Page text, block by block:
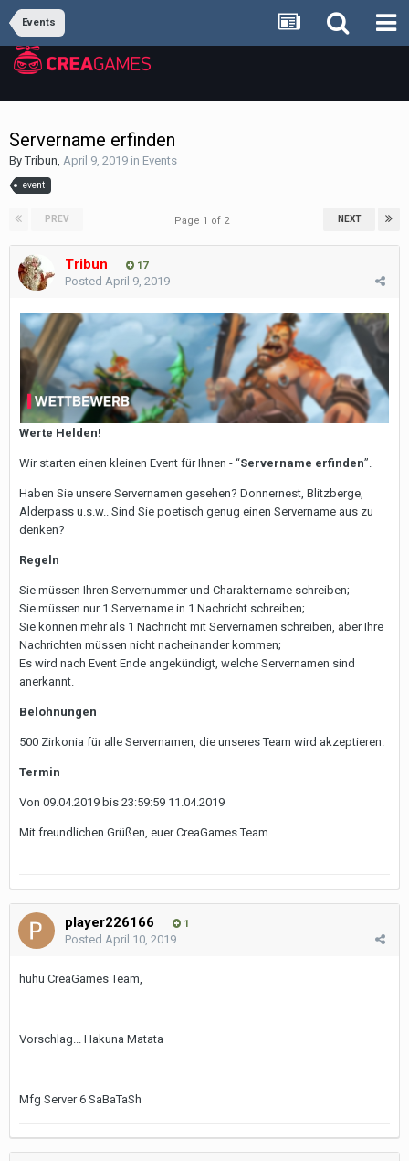
Events
Servername erfinden
ByTribun, April 9, 2019 in Events
event
PREV NEXT
Page 1 of 2
Tribun 17
Posted April 9, 2019
Werte Helden!
Wir starten einen kleinen Event für Ihnen - “Servername erfinden”.
Haben Sie unsere Servernamen gesehen? Donnernest, Blitzberge,
Alderpass u.s.w.. Sind Sie poetisch genug einen Servername aus zu
denken?
Regeln
Sie müssen Ihren Servernummer und Charaktername schreiben;
Sie müssen nur 1 Servername in 1 Nachricht schreiben;
Sie können mehr als 1 Nachricht mit Servernamen schreiben, aber Ihre
Nachrichten müssen nicht nacheinander kommen;
Es wird nach Event Ende angekündigt, welche Servernamen sind
anerkannt.
Belohnungen
500 Zirkonia für alle Servernamen, die unseres Team wird akzeptieren.
Termin
Von 09.04.2019 bis 23:59:59 11.04.2019
Mit freundlichen Grüßen, euer CreaGames Team
player226166 1
Posted April 10, 2019
huhu CreaGames Team,
Vorschlag... Hakuna Matata
Mfg Server 6 SaBaTaSh